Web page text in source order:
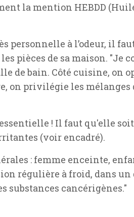
la mention HEBDD
personnelle à l’odeur, il
pièces de sa maison. "Je
de bain. Côté cuisine, on
on privilégie les
! Il faut qu'elle soit
(voir encadré).
: femme enceinte,
régulière à froid, dans
substances cancérigènes."